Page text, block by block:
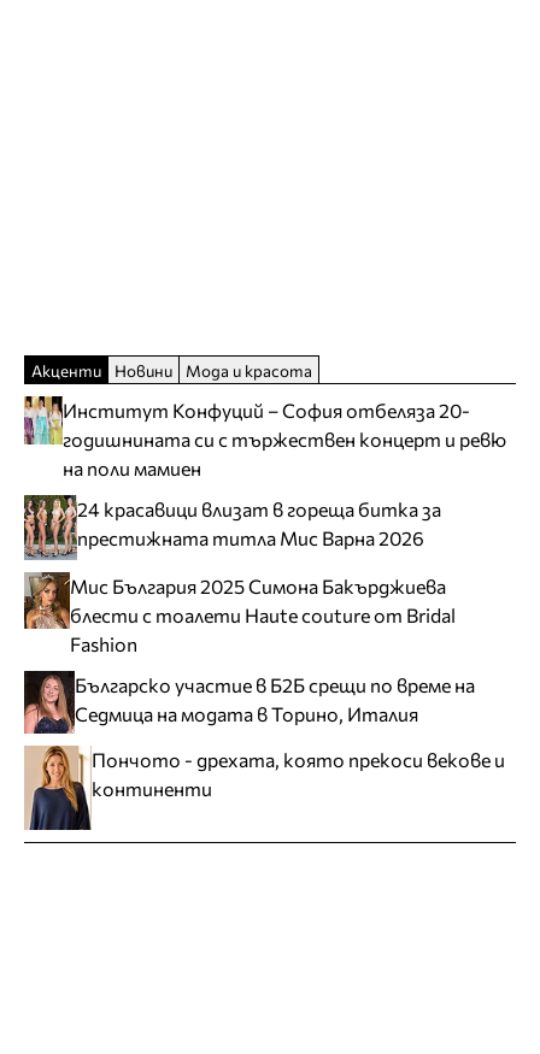
Акценти Новини Мода и красота
Институт Конфуций – София отбеляза 20-
годишнината си с тържествен концерт и ревю
на поли мамиен
24 красавици влизат в гореща битка за
престижната титла Мис Варна 2026
Мис България 2025 Симона Бакърджиева
блести с тоалети Haute couture от Bridal
Fashion
Българско участие в Б2Б срещи по време на
Седмица на модата в Торино, Италия
Пончото - дрехата, която прекоси векове и
континенти